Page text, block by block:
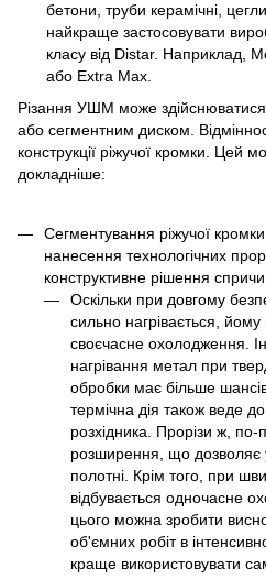
бетони, труби керамічні,
найкраще застосовувати
класу від Distar. Наприклад,
або Extra Max.
Різання УШМ може
або сегментним диском.
конструкції ріжучої кромки. Цей
докладніше:
Сегментування ріжучої
нанесення технологічних
конструктивне рішення
Оскільки при довгому
сильно нагрівається, йому
своєчасне охолодження.
нагрівання метал при
обробки має більше
термічна дія також веде
розхідника. Прорізи ж,
розширення, що дозволяє
полотні. Крім того, при
відбувається одночасне
цього можна зробити
об'ємних робіт в
краще використовувати